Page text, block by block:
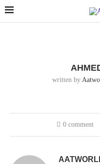
written by
0 comment